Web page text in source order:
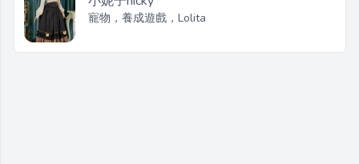
寵物，養成遊戲，Lolita